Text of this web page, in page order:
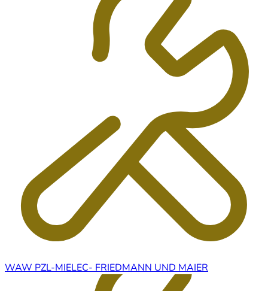
WAW PZL-MIELEC- FRIEDMANN UND MAIER